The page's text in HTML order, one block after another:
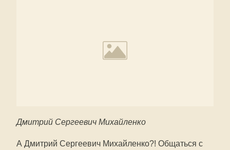
Дмитрий Сергеевич Михайленко
А Дмитрий Сергеевич Михайленко?! Общаться с